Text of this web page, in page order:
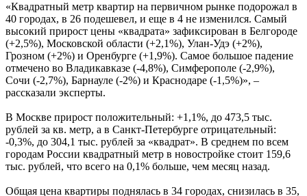
«Квадратный метр квартир на первичном рынке подорожал в
40 городах, в 26 подешевел, и еще в 4 не изменился. Самый
высокий прирост цены «квадрата» зафиксирован в Белгороде
(+2,5%), Московской области (+2,1%), Улан-Удэ (+2%),
Грозном (+2%) и Оренбурге (+1,9%). Самое большое падение
отмечено во Владикавказе (-4,8%), Симферополе (-2,9%),
Сочи (-2,7%), Барнауле (-2%) и Краснодаре (-1,5%)», –
рассказали эксперты.
В Москве прирост положительный: +1,1%, до 473,5 тыс.
рублей за кв. метр, а в Санкт-Петербурге отрицательный:
-0,3%, до 304,1 тыс. рублей за «квадрат». В среднем по всем
городам России квадратный метр в новостройке стоит 159,6
тыс. рублей, что всего на 0,1% больше, чем месяц назад.
Общая цена квартиры поднялась в 34 городах, снизилась в 35,